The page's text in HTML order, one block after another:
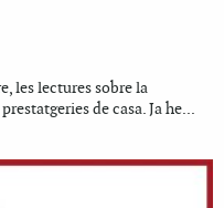
les lectures sobre la
de casa. Ja he...